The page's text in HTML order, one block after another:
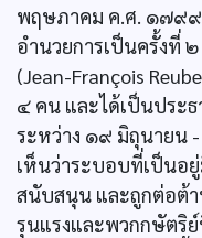
พฤษภาคม ค.ศ. ๑๗๙๙
อำนวยการเป็นครั้งที่
(Jean-François
๔ คน และได้เป็นประ
ระหว่าง ๑๙ มิถุนายน
เห็นว่าระบอบที่เป็นอ
สนับสนุน และถูกต่อต้
รุนแรงและพวกกษัตริ